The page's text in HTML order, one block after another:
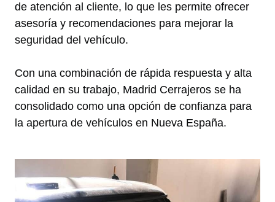
de atención al cliente, lo que les permite ofrecer
asesoría y recomendaciones para mejorar la
seguridad del vehículo.
Con una combinación de rápida respuesta y alta
calidad en su trabajo, Madrid Cerrajeros se ha
consolidado como una opción de confianza para
la apertura de vehículos en Nueva España.